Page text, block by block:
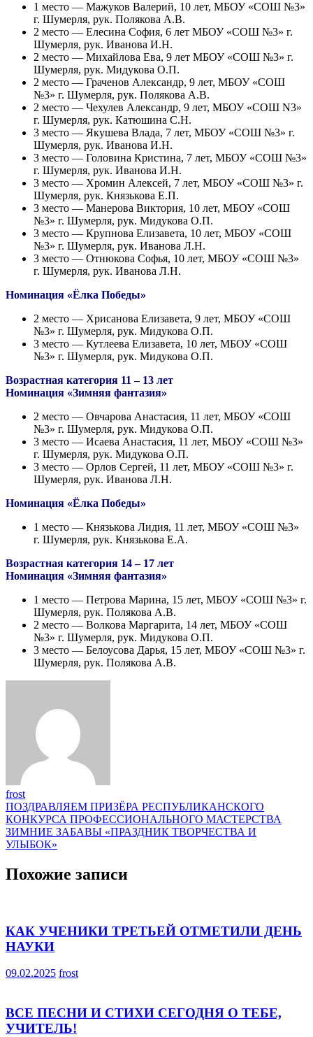
1 место — Мажуков Валерий, 10 лет, МБОУ «СОШ №3»
г. Шумерля, рук. Полякова А.В.
2 место — Елесина София, 6 лет МБОУ «СОШ №3» г.
Шумерля, рук. Иванова И.Н.
2 место — Михайлова Ева, 9 лет МБОУ «СОШ №3» г.
Шумерля, рук. Мидукова О.П.
2 место — Граченов Александр, 9 лет, МБОУ «СОШ
№3» г. Шумерля, рук. Полякова А.В.
2 место — Чехулев Александр, 9 лет, МБОУ «СОШ N3»
г. Шумерля, рук. Катюшина С.Н.
3 место — Якушева Влада, 7 лет, МБОУ «СОШ №3» г.
Шумерля, рук. Иванова И.Н.
3 место — Головина Кристина, 7 лет, МБОУ «СОШ №3»
г. Шумерля, рук. Иванова И.Н.
3 место — Хромин Алексей, 7 лет, МБОУ «СОШ №3» г.
Шумерля, рук. Князькова Е.П.
3 место — Манерова Виктория, 10 лет, МБОУ «СОШ
№3» г. Шумерля, рук. Мидукова О.П.
3 место — Крупнова Елизавета, 10 лет, МБОУ «СОШ
№3» г. Шумерля, рук. Иванова Л.Н.
3 место — Отнюкова Софья, 10 лет, МБОУ «СОШ №3»
г. Шумерля, рук. Иванова Л.Н.
Номинация «Ёлка Победы»
2 место — Хрисанова Елизавета, 9 лет, МБОУ «СОШ
№3» г. Шумерля, рук. Мидукова О.П.
3 место — Кутлеева Елизавета, 10 лет, МБОУ «СОШ
№3» г. Шумерля, рук. Мидукова О.П.
Возрастная категория 11 – 13 лет
Номинация «Зимняя фантазия»
2 место — Овчарова Анастасия, 11 лет, МБОУ «СОШ
№3» г. Шумерля, рук. Мидукова О.П.
3 место — Исаева Анастасия, 11 лет, МБОУ «СОШ №3»
г. Шумерля, рук. Мидукова О.П.
3 место — Орлов Сергей, 11 лет, МБОУ «СОШ №3» г.
Шумерля, рук. Иванова Л.Н.
Номинация «Ёлка Победы»
1 место — Князькова Лидия, 11 лет, МБОУ «СОШ №3»
г. Шумерля, рук. Князькова Е.А.
Возрастная категория 14 – 17 лет
Номинация «Зимняя фантазия»
1 место — Петрова Марина, 15 лет, МБОУ «СОШ №3» г.
Шумерля, рук. Полякова А.В.
2 место — Волкова Маргарита, 14 лет, МБОУ «СОШ
№3» г. Шумерля, рук. Мидукова О.П.
3 место — Белоусова Дарья, 15 лет, МБОУ «СОШ №3» г.
Шумерля, рук. Полякова А.В.
frost
Навигация
по
записям
ПОЗДРАВЛЯЕМ ПРИЗЁРА РЕСПУБЛИКАНСКОГО
КОНКУРСА ПРОФЕССИОНАЛЬНОГО МАСТЕРСТВА
ЗИМНИЕ ЗАБАВЫ «ПРАЗДНИК ТВОРЧЕСТВА И
УЛЫБОК»
Похожие записи
КАК УЧЕНИКИ ТРЕТЬЕЙ ОТМЕТИЛИ ДЕНЬ
НАУКИ
09.02.2025 frost
ВСЕ ПЕСНИ И СТИХИ СЕГОДНЯ О ТЕБЕ,
УЧИТЕЛЬ!